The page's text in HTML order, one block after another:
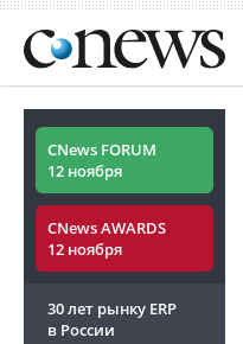
CNews FORUM
12 ноября
CNews AWARDS
12 ноября
30 лет рынку ERP
в России